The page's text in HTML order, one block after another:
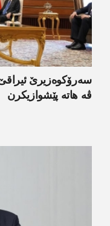
سەرۆکوەزیرێ
ڤە ھاتە پێشوازیکرن